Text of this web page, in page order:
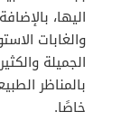
اليها،
والغابات
الجميلة
بالمناظر
خاصًا.